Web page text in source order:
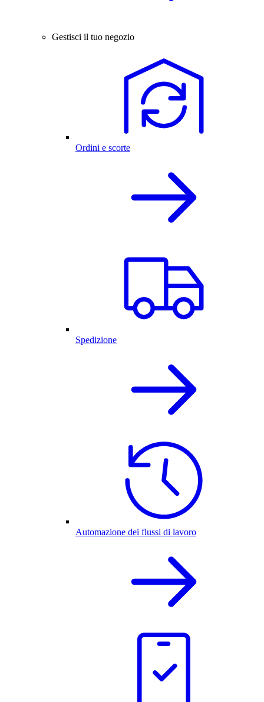
Gestisci il tuo negozio
Ordini e scorte
Spedizione
Automazione dei flussi di lavoro